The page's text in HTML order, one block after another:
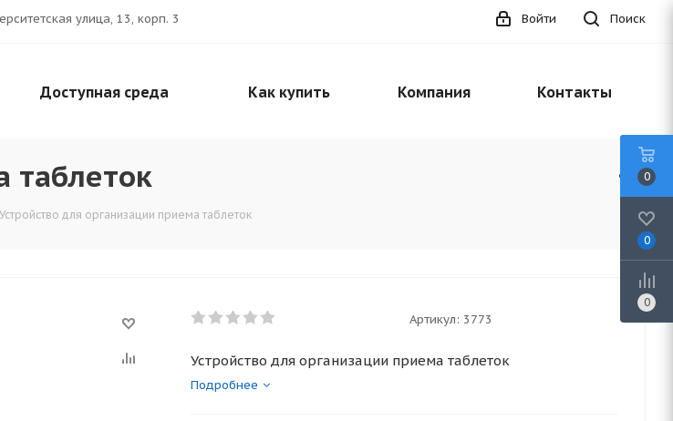
улица, 13, корп. 3 Поиск
Войти
Доступная среда Как купить Компания Контакты
таблеток
Устройство для организации приема таблеток
Артикул: 3773
Устройство для организации приема таблеток
Подробнее
0
0
0